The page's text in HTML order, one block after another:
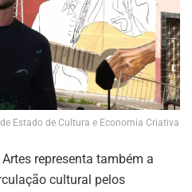
Estado de Cultura e Economia Criativa
representa também a
cultural pelos